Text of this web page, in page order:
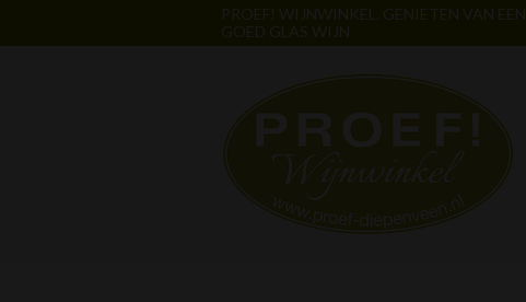
PROEF! WIJNWINKEL. GENIETEN VAN EEN
GOED GLAS WIJN